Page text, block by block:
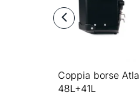
Coppia borse
48L+41L